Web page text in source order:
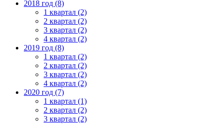
2018 год (8)
1 квартал (2)
2 квартал (2)
3 квартал (2)
4 квартал (2)
2019 год (8)
1 квартал (2)
2 квартал (2)
3 квартал (2)
4 квартал (2)
2020 год (7)
1 квартал (1)
2 квартал (2)
3 квартал (2)